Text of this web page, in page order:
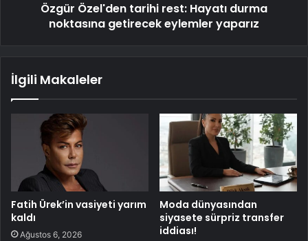
Özgür Özel'den tarihi rest: Hayatı durma
noktasına getirecek eylemler yaparız
İlgili Makaleler
Fatih Ürek’in vasiyeti yarım
kaldı
Ağustos 6, 2026
Moda dünyasından
siyasete sürpriz transfer
iddiası!